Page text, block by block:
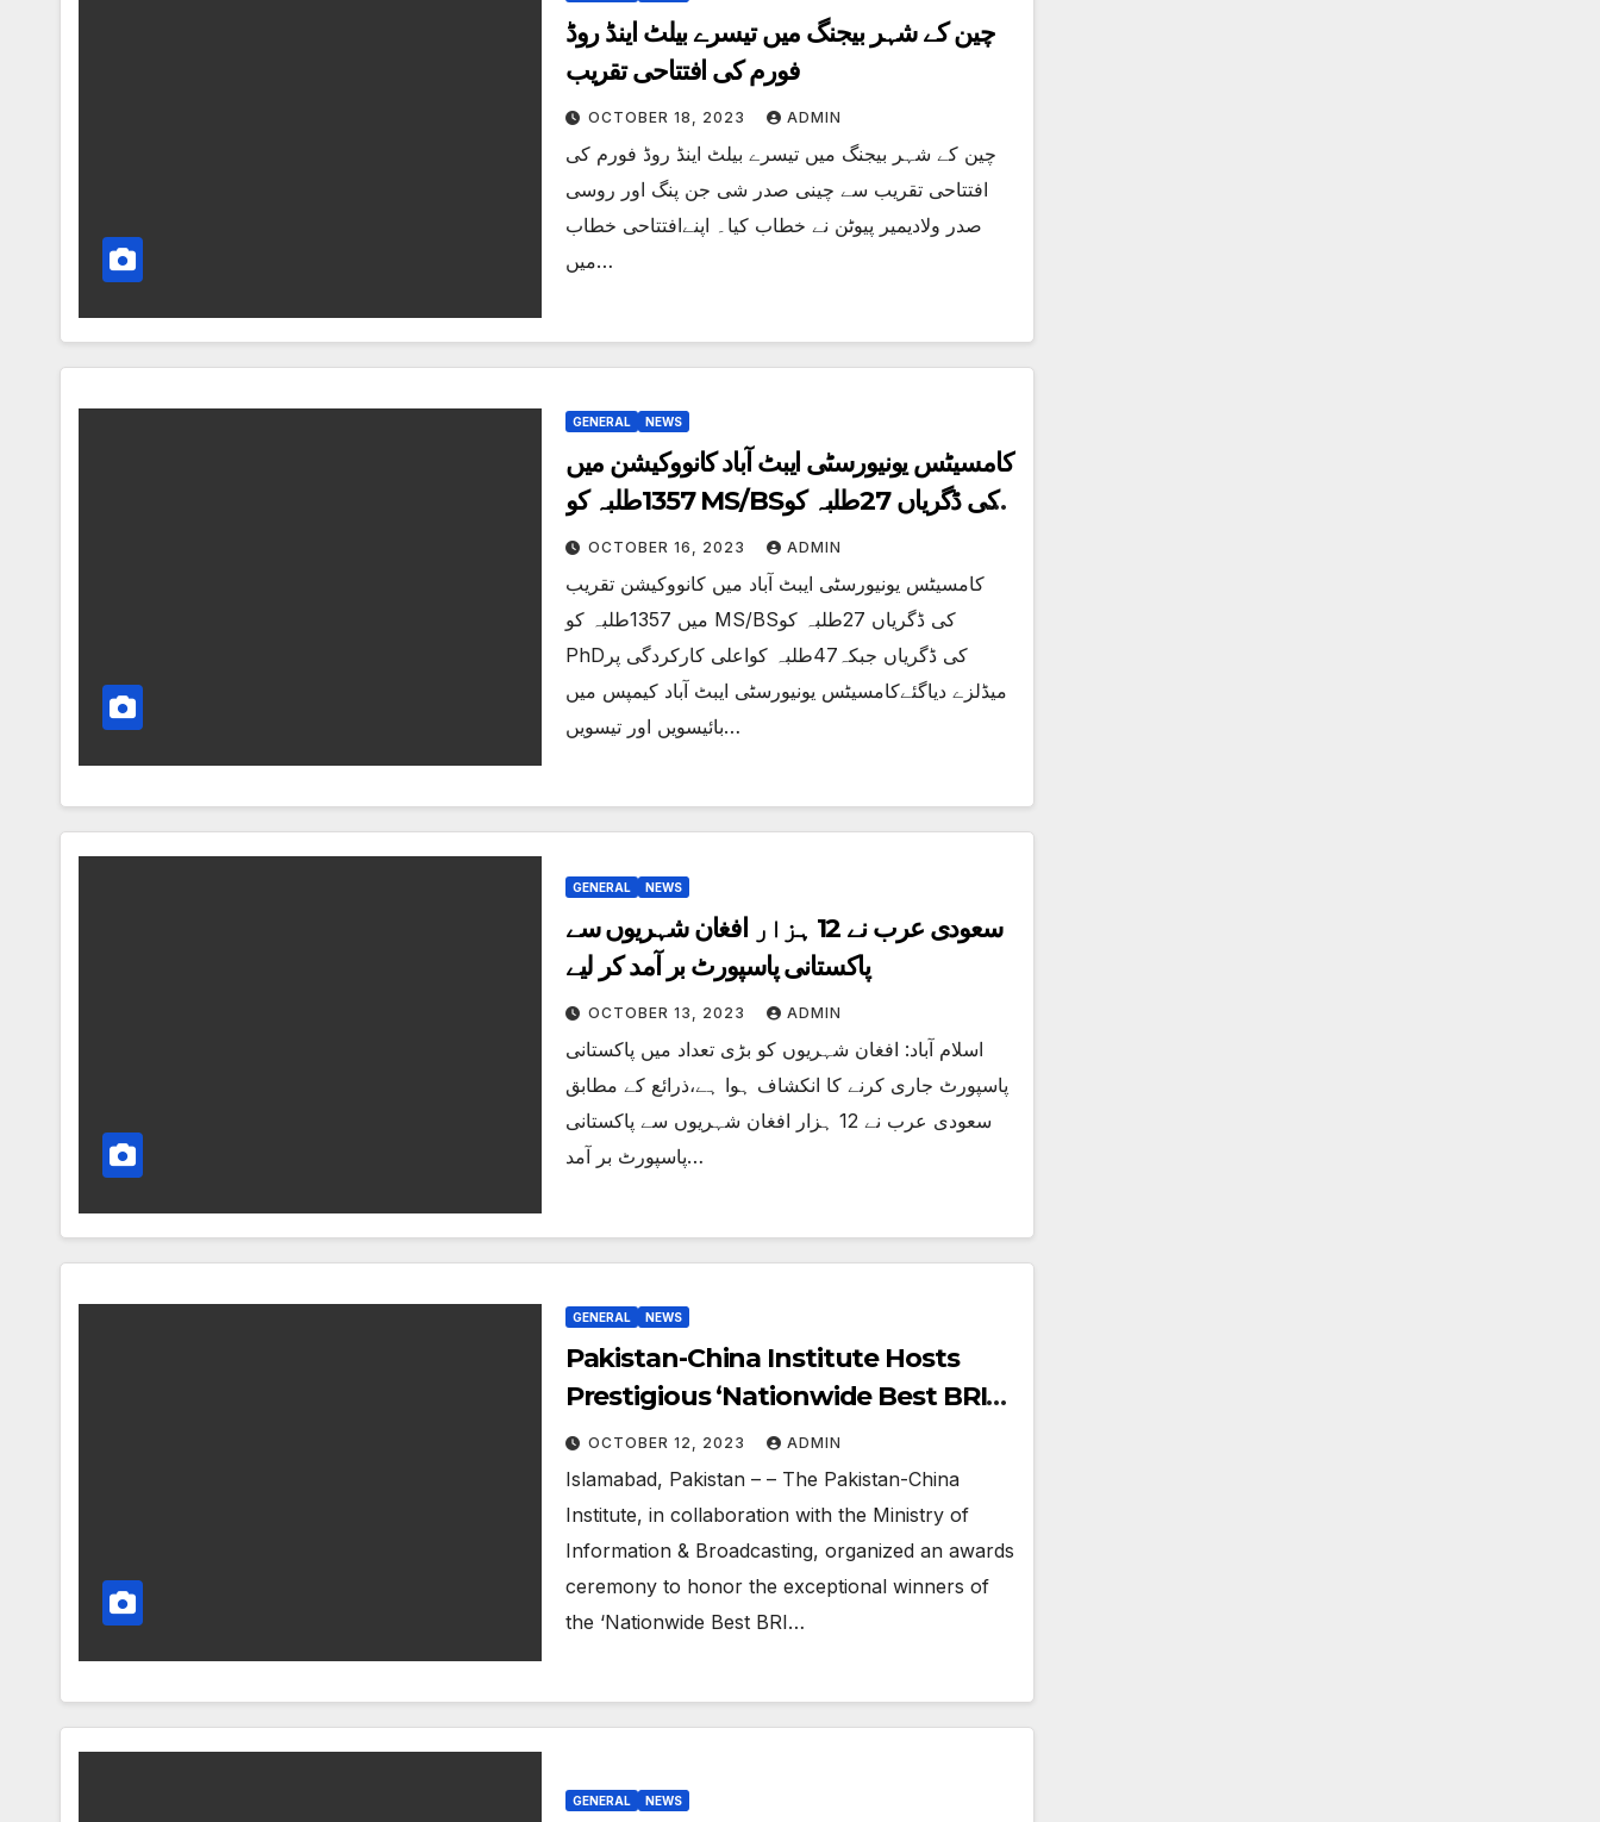
چین کے شہر بیجنگ میں تیسرے بیلٹ اینڈ روڈ
فورم کی افتتاحی تقریب
OCTOBER 18, 2023 ADMIN
چین کے شہر بیجنگ میں تیسرے بیلٹ اینڈ روڈ فورم کی
افتتاحی تقریب سے چینی صدر شی جن پنگ اور روسی
صدر ولادیمیر پیوٹن نے خطاب کیا۔ اپنےافتتاحی خطاب
میں…
GENERAL NEWS
کامسیٹس یونیورسٹی ایبٹ آباد کانووکیشن میں
1357طلبہ کو MS/BSکی ڈگریاں 27طلبہ کو
PhDکی ڈگریاں جبکہ47طلبہ کواعلی
کارکردگی پر میڈلزے دیاگئے
OCTOBER 16, 2023 ADMIN
کامسیٹس یونیورسٹی ایبٹ آباد میں کانووکیشن تقریب
میں 1357طلبہ کو MS/BSکی ڈگریاں 27طلبہ کو
PhDکی ڈگریاں جبکہ47طلبہ کواعلی کارکردگی پر
میڈلزے دیاگئےکامسیٹس یونیورسٹی ایبٹ آباد کیمپس میں
بائیسویں اور تیسویں…
GENERAL NEWS
سعودی عرب نے 12 ہزار افغان شہریوں سے
پاکستانی پاسپورٹ بر آمد کر لیے
OCTOBER 13, 2023 ADMIN
اسلام آباد: افغان شہریوں کو بڑی تعداد میں پاکستانی
پاسپورٹ جاری کرنے کا انکشاف ہوا ہے،ذرائع کے مطابق
سعودی عرب نے 12 ہزار افغان شہریوں سے پاکستانی
پاسپورٹ بر آمد…
GENERAL NEWS
Pakistan-China Institute Hosts
Prestigious ‘Nationwide Best BRI
Projects Photography
Competition’ Awards Ceremony
OCTOBER 12, 2023 ADMIN
Islamabad, Pakistan – – The Pakistan-China
Institute, in collaboration with the Ministry of
Information & Broadcasting, organized an awards
ceremony to honor the exceptional winners of
the ‘Nationwide Best BRI…
GENERAL NEWS